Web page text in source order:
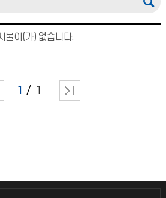
물이(가) 없습니다.
1 1